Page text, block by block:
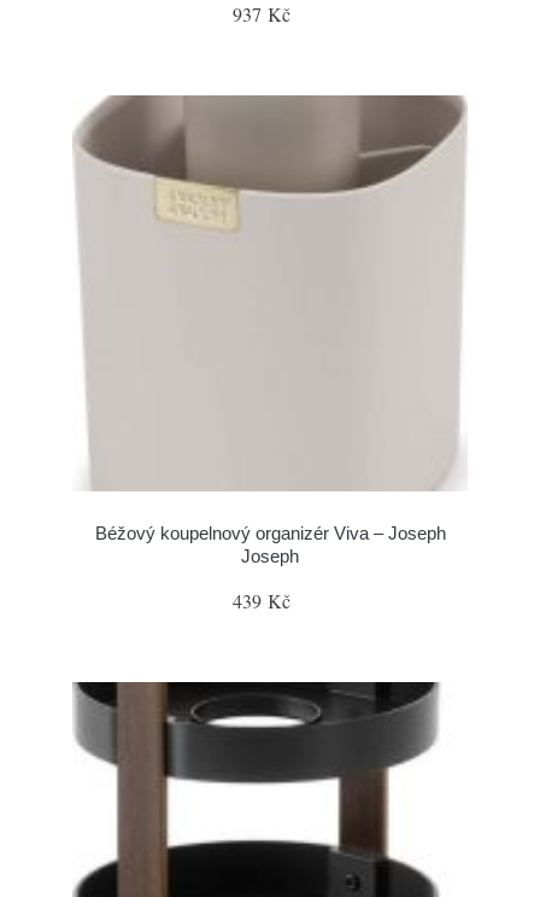
937 Kč
Béžový koupelnový organizér Viva – Joseph
Joseph
439 Kč